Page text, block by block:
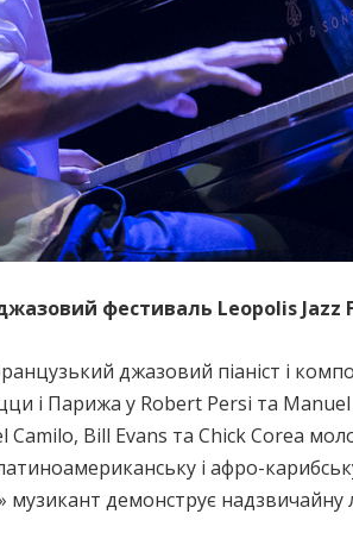
фестиваль Leopolis Jazz
джазовий піаніст і
і Парижа у Robert Persi та
Bill Evans та Chick Corea
і афро-
музикант демонструє надзвичайну